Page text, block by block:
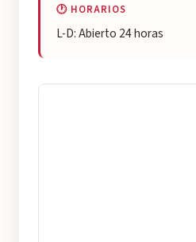
🕐 HORARIOS
L-D: Abierto 24 horas